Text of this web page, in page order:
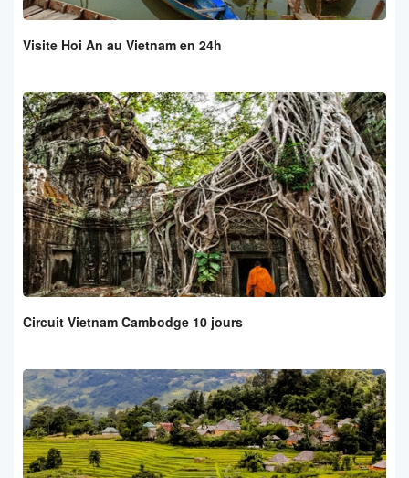
Visite Hoi An au Vietnam en 24h
Circuit Vietnam Cambodge 10 jours